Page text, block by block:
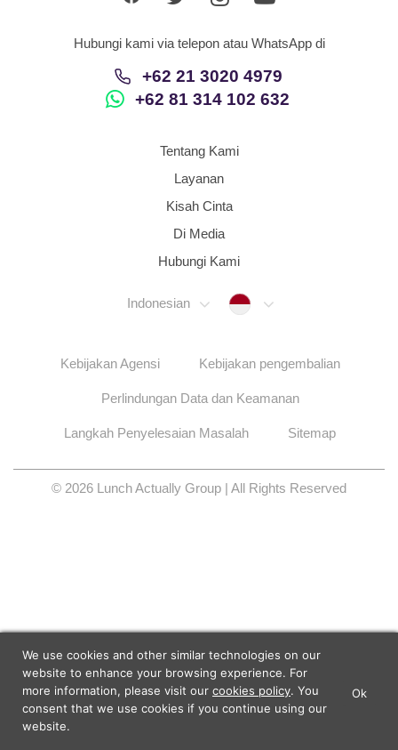
Hubungi kami via telepon atau WhatsApp di
+62 21 3020 4979
+62 81 314 102 632
Tentang Kami
Layanan
Kisah Cinta
Di Media
Hubungi Kami
Indonesian Indonesia
Kebijakan Agensi Kebijakan pengembalian
Perlindungan Data dan Keamanan
Langkah Penyelesaian Masalah Sitemap
© 2026 Lunch Actually Group | All Rights Reserved
Lunch Actually - Dating For
We use cookies and other similar technologies on our
website to enhance your browsing experience. For
more information, please visit our cookies policy. You
consent that we use cookies if you continue using our
website.
Ok